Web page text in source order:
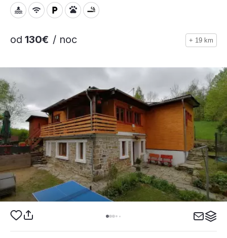
od 130€ / noc + 19 km